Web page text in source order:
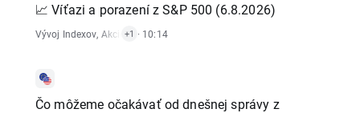
📈 Víťazi a porazení z S&P 500 (6.8.2026)
Vývoj Indexov, Akciový Trh
+1 · 10:14
Čo môžeme očakávať od dnešnej správy z